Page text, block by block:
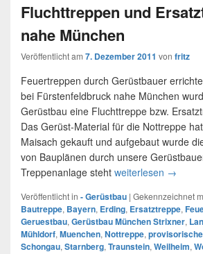
Fluchttreppen und
nahe München
Veröffentlicht am 7. Dezember 2011 von fritz
Feuertreppen durch Gerüstbauer
bei Fürstenfeldbruck nahe München
Gerüstbau eine Fluchttreppe bzw.
Das Gerüst-Material für die Nottreppe
Maisach gekauft und aufgebaut wurde
von Bauplänen durch unsere
Treppenanlage steht weiterlesen →
Veröffentlicht in - Gerüstbau | Gekennzeichnet
Bautreppe, Bayern, Erding, Ersatztreppe,
Geruestbau, Gerüstbau München Strixner,
Mühldorf, Muenchen, Nottreppe,
Schongau, Starnberg, Traunstein, Weilheim,